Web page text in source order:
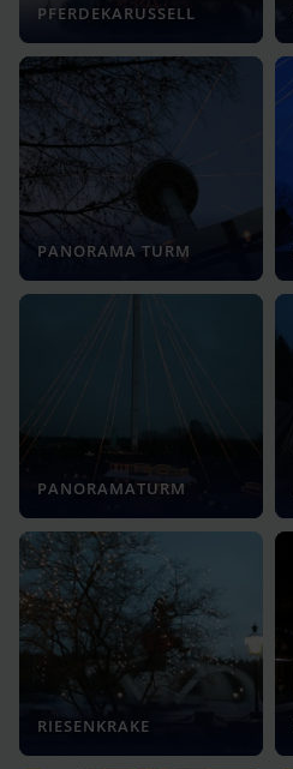
PFERDEKARUSSELL
PANORAMA TURM
PANORAMATURM
RIESENKRAKE